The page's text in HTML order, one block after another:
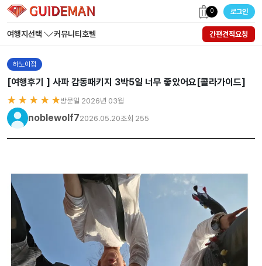
0 로그인
여행지선택 커뮤니티 호텔 간편견적요청
하노이점
[여행후기 ] 사파 감동패키지 3박5일 너무 좋았어요[콜라가이드]
★ ★ ★ ★ ★방문일 2026년 03월
noblewolf72026.05.20조회 255